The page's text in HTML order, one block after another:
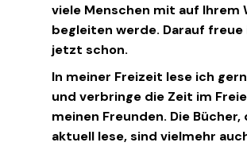
viele Menschen mit auf Ihrem
begleiten werde. Darauf freue
jetzt schon.
In meiner Freizeit lese ich
und verbringe die Zeit im
meinen Freunden. Die Bücher,
aktuell lese, sind vielmehr